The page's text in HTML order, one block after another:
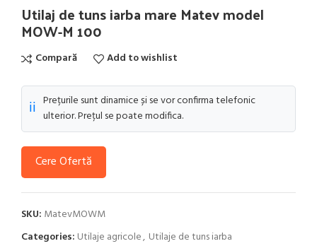
Utilaj de tuns iarba mare Matev model
MOW-M 100
Compară Add to wishlist
ℹ️ Prețurile sunt dinamice și se vor confirma telefonic
ulterior. Prețul se poate modifica.
Cere Ofertă
SKU: MatevMOWM
Categories: Utilaje agricole, Utilaje de tuns iarba